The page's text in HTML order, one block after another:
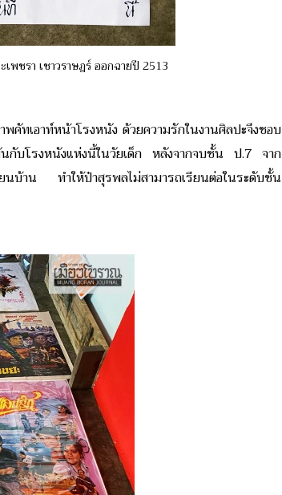
ชรา เชาวราษฎร์ ออกฉายปี 2513
ทเอาท์หน้าโรงหนัง ด้วยความรักในงานศิลปะจึงชอบ
นกับโรงหนังแห่งนี้ในวัยเด็ก หลังจากจบชั้น ป.7 จาก
นบ้าน ทำให้ป๋าสุรพลไม่สามารถเรียนต่อในระดับชั้น